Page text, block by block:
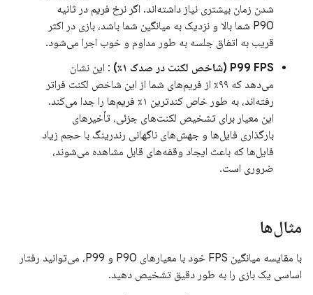
شدن زمان بیشتری نیاز داشته‌اند. اگر نرخ فریم در ثانیه
P90 شما بالا و نزدیک به میانگین شما باشد، بازی در اکثر
قریب به اتفاق جلسه به طور مداوم و خوب اجرا می‌شود.
P99 FPS (شاخص لکنت در صدک ۱٪)
: این نشان
می‌دهد که ۹۹٪ از فریم‌های شما از این شاخص لکنت فراتر
رفته‌اند، به طور خاص کندترین ۱٪ فریم‌ها را جدا می‌کند.
این معیار برای تشخیص لکنت‌های جزئی، تأخیرهای
بارگذاری فایل‌ها و جهش‌های ناگهانی رندرینگ با حجم زیاد
فایل‌ها که باعث ایجاد وقفه‌های قابل مشاهده می‌شوند،
ضروری است.
مثال‌ها
با مقایسه میانگین FPS خود با معیارهای P90 و P99، می‌توانید رفتار
اساسی یک بازی را به طور دقیق تشخیص دهید.